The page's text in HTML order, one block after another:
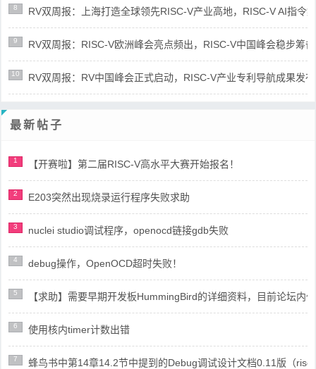
8 RV双周报：上海打造全球领先RISC-V产业高地，RISC-V AI指令
9 RV双周报：RISC-V欧洲峰会亮点频出，RISC-V中国峰会稳步筹
10 RV双周报：RV中国峰会正式启动，RISC-V产业专利导航成果发
最新帖子
1 【开赛啦】第二届RISC-V高水平大赛开始报名！
2 E203突然出现烧录运行程序失败求助
3 nuclei studio调试程序，openocd链接gdb失败
4 debug操作，OpenOCD超时失败！
5 【求助】需要早期开发板HummingBird的详细资料，目前论坛内
6 使用核内timer计数出错
7 蜂鸟书中第14章14.2节中提到的Debug调试设计文档0.11版（